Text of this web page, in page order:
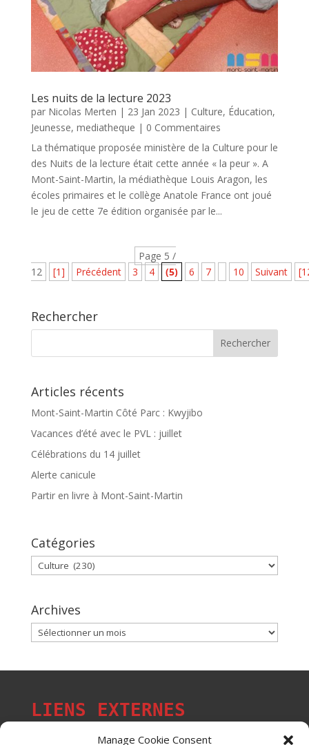
Manage Cookie Consent
Les nuits de la lecture 2023
par Nicolas Merten | 23 Jan 2023 | Culture, Éducation,
Jeunesse, mediatheque | 0 Commentaires
La thématique proposée ministère de la Culture pour le
des Nuits de la lecture était cette année « la peur ». A
Mont-Saint-Martin, la médiathèque Louis Aragon, les
écoles primaires et le collège Anatole France ont joué
le jeu de cette 7e édition organisée par le...
Page 5 /
12
[1] Précédent 3 4 (5) 6 7 10 Suivant
Rechercher
Articles récents
Mont-Saint-Martin Côté Parc : Kwyjibo
Vacances d’été avec le PVL : juillet
Célébrations du 14 juillet
Alerte canicule
Partir en livre à Mont-Saint-Martin
Catégories
Catégories
Archives
Archives
LIENS EXTERNES